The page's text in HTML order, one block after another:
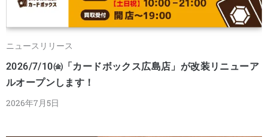
ニュースリリース
2026/7/10㈮「カードボックス広島店」が改装リニューア
ルオープンします！
2026年7月5日